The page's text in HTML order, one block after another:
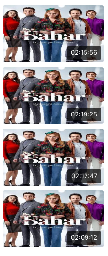
02:15:56
02:19:25
02:12:47
02:09:12